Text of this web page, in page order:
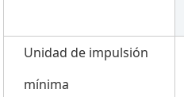
Unidad de impulsión
mínima